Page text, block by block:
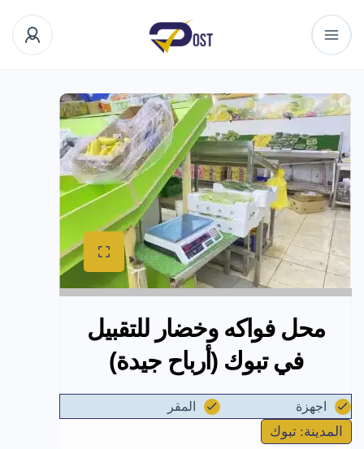
محل فواكه وخضار للتقبيل
في تبوك (أرباح جيدة)
اجهزة المقر
المدينة: تبوك